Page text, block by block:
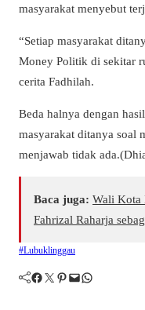
masyarakat menyebut
“Setiap masyarakat
Money Politik di sekitar
cerita Fadhilah.
Beda halnya dengan
masyarakat ditanya soal
menjawab tidak
Baca juga: Wali Kota
Fahrizal Raharja
#Lubuklinggau
Facebook Twitter Pinterest Mail WhatsApp